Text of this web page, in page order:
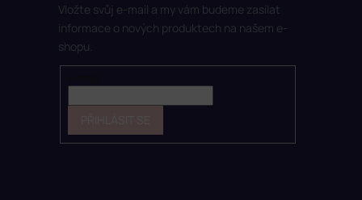
Vložte svůj e-mail a my vám budeme zasílat
informace o nových produktech na našem e-
shopu.